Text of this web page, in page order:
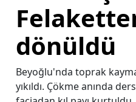
dönüldü
Beyoğlu'nda toprak
yıkıldı. Çökme anında